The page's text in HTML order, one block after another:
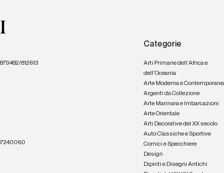
812613
Categorie
Arti Primarie dell'Africa e
dell'Oceania
Arte Moderna e
Argenti da Collezione
Arte Marinara e Imbarcazioni
Arte Orientale
Arti Decorative del XX secolo
Auto Classiche e Sportive
Cornici e Specchiere
Design
Dipinti e Disegni Antichi